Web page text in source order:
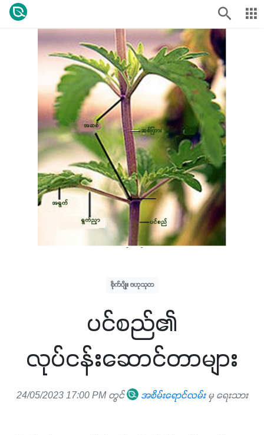
စိုက်ပျိုး ဗဟုသုတ
ပင်စည်၏
လုပ်ငန်းဆောင်တာများ
24/05/2023 17:00 PM တွင် အစိမ်းရောင်လမ်းမှ ရေးသား